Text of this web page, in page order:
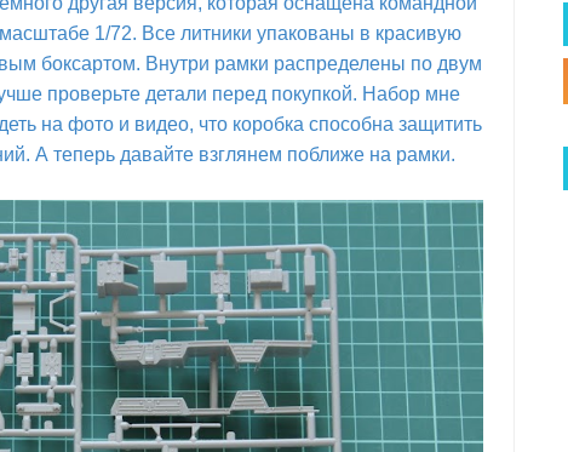
1/72. Все литники упакованы в красивую
боксартом. Внутри рамки распределены по двум
проверьте детали перед покупкой. Набор мне
на фото и видео, что коробка способна защитить
А теперь давайте взглянем поближе на рамки.